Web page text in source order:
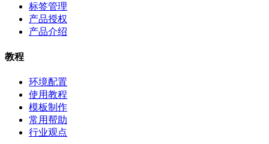
标签管理
产品授权
产品介绍
教程
环境配置
使用教程
模板制作
常用帮助
行业观点